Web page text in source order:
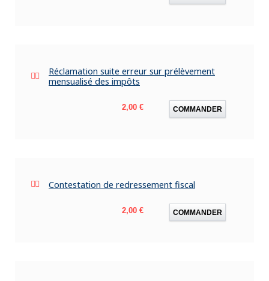
Réclamation suite erreur sur prélèvement
mensualisé des impôts
Prix
2,00 € COMMANDER
Contestation de redressement fiscal
Prix
2,00 € COMMANDER